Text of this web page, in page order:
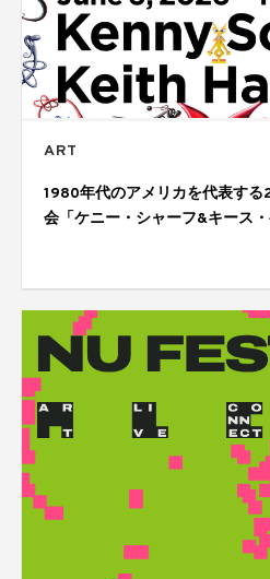
ART
1980年代のアメリカを代表す
会「ケニー・シャーフ&キース